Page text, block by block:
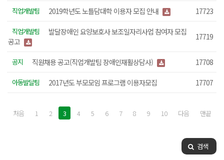
직업개발팀 2019학년도 노틀담대학 이용자 모집 안내 17723
직업개발팀
발달장애인 요양보호사 보조일자리사업 참여자 모집
공고
17719
공지 직원채용 공고(직업개발팀 장애인재활상담사) 17708
아동발달팀 2017년도 부모모임 프로그램 이용자모집 17707
처음 1 2 3 4 5 6 7 8 9 10 다음 맨끝
검색